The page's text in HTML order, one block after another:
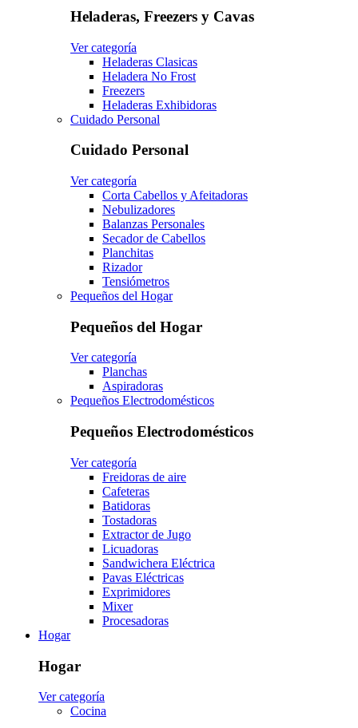
Heladeras, Freezers y Cavas
Ver categoría
Heladeras Clasicas
Heladera No Frost
Freezers
Heladeras Exhibidoras
Cuidado Personal
Cuidado Personal
Ver categoría
Corta Cabellos y Afeitadoras
Nebulizadores
Balanzas Personales
Secador de Cabellos
Planchitas
Rizador
Tensiómetros
Pequeños del Hogar
Pequeños del Hogar
Ver categoría
Planchas
Aspiradoras
Pequeños Electrodomésticos
Pequeños Electrodomésticos
Ver categoría
Freidoras de aire
Cafeteras
Batidoras
Tostadoras
Extractor de Jugo
Licuadoras
Sandwichera Eléctrica
Pavas Eléctricas
Exprimidores
Mixer
Procesadoras
Hogar
Hogar
Ver categoría
Cocina